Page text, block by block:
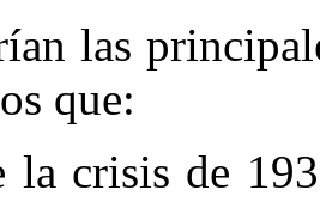
las
que:
la crisis de